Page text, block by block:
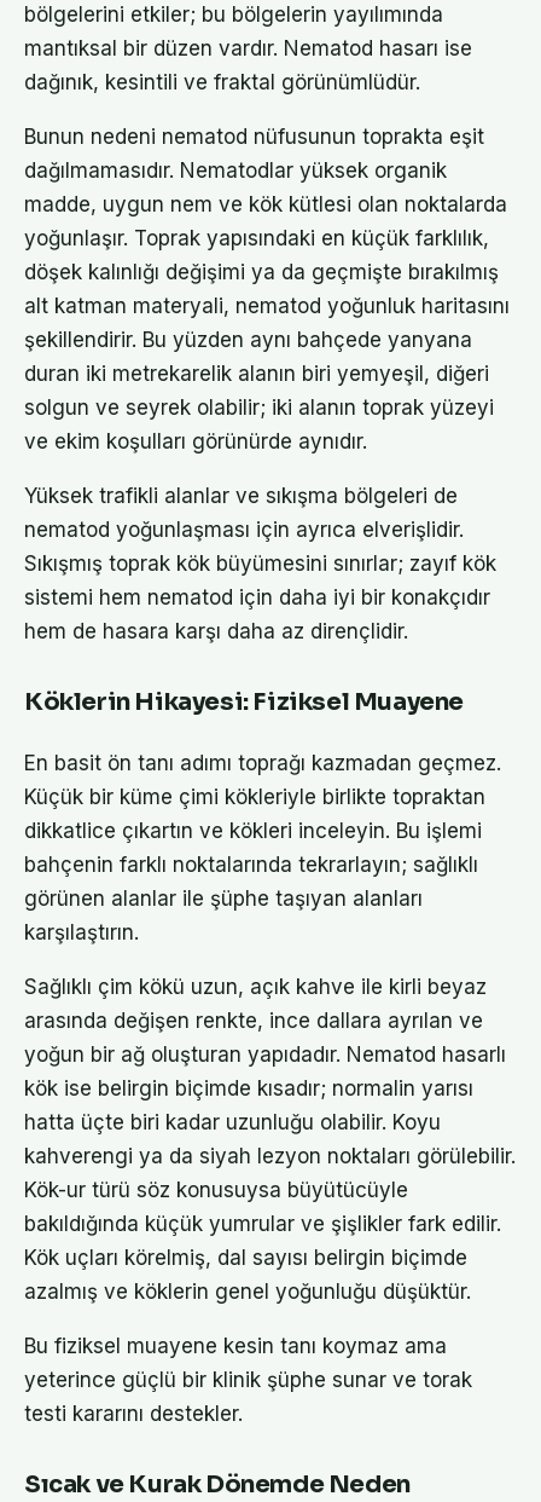
bölgelerini etkiler; bu bölgelerin yayılımında
mantıksal bir düzen vardır. Nematod hasarı ise
dağınık, kesintili ve fraktal görünümlüdür.
Bunun nedeni nematod nüfusunun toprakta eşit
dağılmamasıdır. Nematodlar yüksek organik
madde, uygun nem ve kök kütlesi olan noktalarda
yoğunlaşır. Toprak yapısındaki en küçük farklılık,
döşek kalınlığı değişimi ya da geçmişte bırakılmış
alt katman materyali, nematod yoğunluk haritasını
şekillendirir. Bu yüzden aynı bahçede yanyana
duran iki metrekarelik alanın biri yemyeşil, diğeri
solgun ve seyrek olabilir; iki alanın toprak yüzeyi
ve ekim koşulları görünürde aynıdır.
Yüksek trafikli alanlar ve sıkışma bölgeleri de
nematod yoğunlaşması için ayrıca elverişlidir.
Sıkışmış toprak kök büyümesini sınırlar; zayıf kök
sistemi hem nematod için daha iyi bir konakçıdır
hem de hasara karşı daha az dirençlidir.
Köklerin Hikayesi: Fiziksel Muayene
En basit ön tanı adımı toprağı kazmadan geçmez.
Küçük bir küme çimi kökleriyle birlikte topraktan
dikkatlice çıkartın ve kökleri inceleyin. Bu işlemi
bahçenin farklı noktalarında tekrarlayın; sağlıklı
görünen alanlar ile şüphe taşıyan alanları
karşılaştırın.
Sağlıklı çim kökü uzun, açık kahve ile kirli beyaz
arasında değişen renkte, ince dallara ayrılan ve
yoğun bir ağ oluşturan yapıdadır. Nematod hasarlı
kök ise belirgin biçimde kısadır; normalin yarısı
hatta üçte biri kadar uzunluğu olabilir. Koyu
kahverengi ya da siyah lezyon noktaları görülebilir.
Kök-ur türü söz konusuysa büyütücüyle
bakıldığında küçük yumrular ve şişlikler fark edilir.
Kök uçları körelmiş, dal sayısı belirgin biçimde
azalmış ve köklerin genel yoğunluğu düşüktür.
Bu fiziksel muayene kesin tanı koymaz ama
yeterince güçlü bir klinik şüphe sunar ve torak
testi kararını destekler.
Sıcak ve Kurak Dönemde Neden